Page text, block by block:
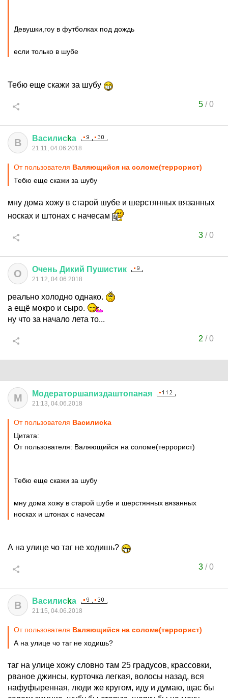
Девушки,гоу в футболках под дождь
если только в шубе
Тебю еще скажи за шубу
5/0
В Василисkа
21:11, 04.06.2018
От пользователя Валяющийся на соломе(террорист)
Тебю еще скажи за шубу
мну дома хожу в старой шубе и шерстянных вязанных
носках и штонах с начесам
3/0
О Очень Дикий Пушистик
21:12, 04.06.2018
реально холодно однако.
а ещё мокро и сыро.
ну что за начало лета то...
2 /0
М Модераторшапиздаштопаная
21:13, 04.06.2018
От пользователя Василисkа
Цитата:
От пользователя: Валяющийся на соломе(террорист)
Тебю еще скажи за шубу
мну дома хожу в старой шубе и шерстянных вязанных
носках и штонах с начесам
А на улице чо таг не ходишь?
3/0
В Василисkа
21:15, 04.06.2018
От пользователя Валяющийся на соломе(террорист)
А на улице чо таг не ходишь?
таг на улице хожу словно там 25 градусов, крассовки,
рваное джинсы, курточка легкая, волосы назад, вся
нафуфыренная, люди же кругом, иду и думаю, щас бы